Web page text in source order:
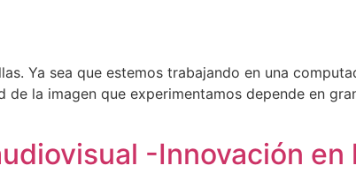
Ya sea que estemos trabajando en una
la imagen que experimentamos depende en
-Innovación en